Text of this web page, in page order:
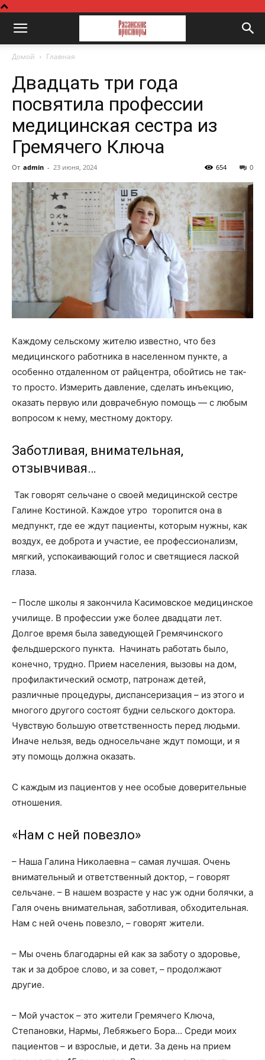
Домой Главная
Двадцать три года
посвятила профессии
медицинская сестра из
Гремячего Ключа
От admin - 23 июня, 2024 0
654
Каждому сельскому жителю известно, что без
медицинского работника в населенном пункте, а
особенно отдаленном от райцентра, обойтись не так-
то просто. Измерить давление, сделать инъекцию,
оказать первую или доврачебную помощь — с любым
вопросом к нему, местному доктору.
Заботливая, внимательная,
отзывчивая…
Так говорят сельчане о своей медицинской сестре
Галине Костиной. Каждое утро торопится она в
медпункт, где ее ждут пациенты, которым нужны, как
воздух, ее доброта и участие, ее профессионализм,
мягкий, успокаивающий голос и светящиеся лаской
глаза.
– После школы я закончила Касимовское медицинское
училище. В профессии уже более двадцати лет.
Долгое время была заведующей Гремячинского
фельдшерского пункта. Начинать работать было,
конечно, трудно. Прием населения, вызовы на дом,
профилактический осмотр, патронаж детей,
различные процедуры, диспансеризация – из этого и
многого другого состоят будни сельского доктора.
Чувствую большую ответственность перед людьми.
Иначе нельзя, ведь односельчане ждут помощи, и я
эту помощь должна оказать.
С каждым из пациентов у нее особые доверительные
отношения.
«Нам с ней повезло»
– Наша Галина Николаевна – самая лучшая. Очень
внимательный и ответственный доктор, – говорят
сельчане. – В нашем возрасте у нас уж одни болячки, а
Галя очень внимательная, заботливая, обходительная.
Нам с ней очень повезло, – говорят жители.
– Мы очень благодарны ей как за заботу о здоровье,
так и за доброе слово, и за совет, – продолжают
другие.
– Мой участок – это жители Гремячего Ключа,
Степановки, Нармы, Лебяжьего Бора… Среди моих
пациентов – и взрослые, и дети. За день на прием